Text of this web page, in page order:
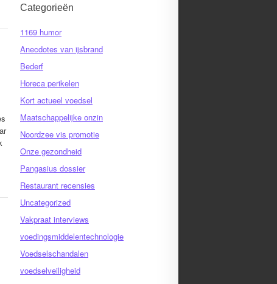
Categorieën
1169 humor
Anecdotes van ijsbrand
Bederf
Horeca perikelen
Kort actueel voedsel
Maatschappelijke onzin
Noordzee vis promotie
Onze gezondheid
Pangasius dossier
Restaurant recensies
Uncategorized
Vakpraat interviews
voedingsmiddelentechnologie
Voedselschandalen
voedselveiligheid